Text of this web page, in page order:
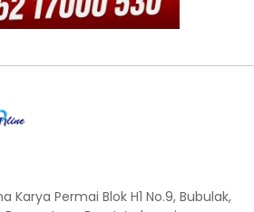
Karya Permai Blok H1 No.9, Bubulak,